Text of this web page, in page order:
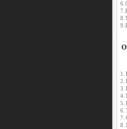
6.
7.
8.
9.
1.
2.
3.
4.
5.
6.
7.
8.